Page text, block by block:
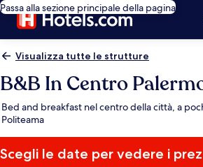
Passa alla sezione principale della pagina
Visualizza tutte le strutture
B&B In Centro
Bed and breakfast nel centro della città, a
Politeama
Scegli le date per vedere i